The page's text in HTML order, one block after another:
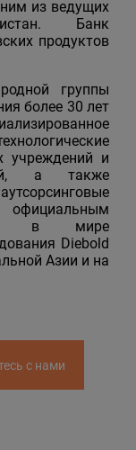
из ведущих
Банк
продуктов
группы
более 30 лет
учреждений и
а также
в мире
Diebold
Азии и на
с нами